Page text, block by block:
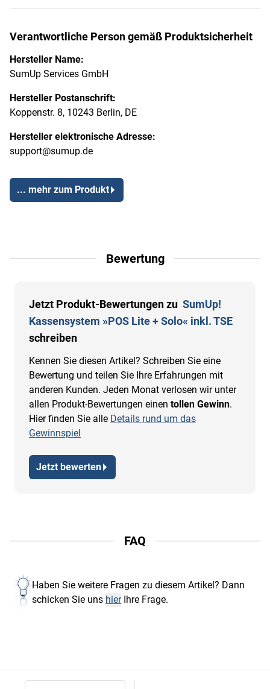
Verantwortliche Person gemäß Produktsicherheit
Hersteller Name:
SumUp Services GmbH
Hersteller Postanschrift:
Koppenstr. 8, 10243 Berlin, DE
Hersteller elektronische Adresse:
support@sumup.de
... mehr zum Produkt
Bewertung
Jetzt Produkt-Bewertungen zu SumUp!
Kassensystem »POS Lite + Solo« inkl. TSE
schreiben
Kennen Sie diesen Artikel? Schreiben Sie eine
Bewertung und teilen Sie Ihre Erfahrungen mit
anderen Kunden. Jeden Monat verlosen wir unter
allen Produkt-Bewertungen einen tollen Gewinn.
Hier finden Sie alle Details rund um das
Gewinnspiel
Jetzt bewerten
FAQ
Haben Sie weitere Fragen zu diesem Artikel? Dann
schicken Sie uns hierIhre Frage.